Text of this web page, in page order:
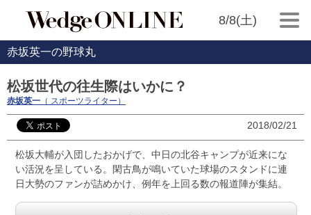
8/8(土)
赤坂英一の野球丸
松坂世代の往生際はいかに？
赤坂英一 （ スポーツライター）
2018/02/21
松坂大輔が入団したおかげで、中日の北谷キャンプが近来にな
い活況を呈している。閑古鳥が鳴いていた球場のスタンドに連
日大勢のファンが詰めかけ、例年を上回る数の報道陣が集結。